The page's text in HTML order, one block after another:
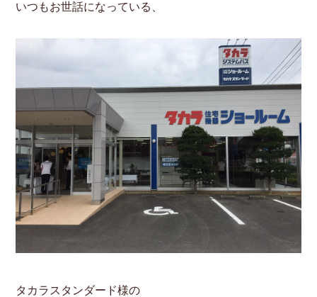
いつもお世話になっている、
タカラスタンダード様の